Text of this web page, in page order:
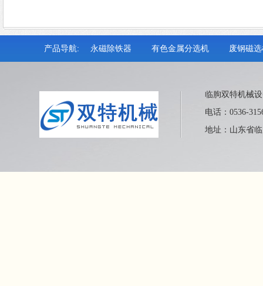
产品导航: 永磁除铁器 有色金属分选机 废钢磁
临朐双特机械
电话：0536-
地址：山东省